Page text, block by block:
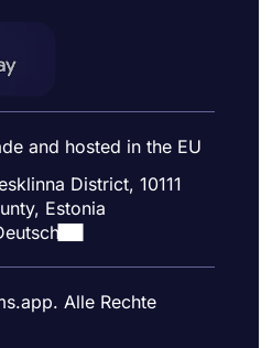
and hosted in the EU
District, 10111
Estonia
Alle Rechte